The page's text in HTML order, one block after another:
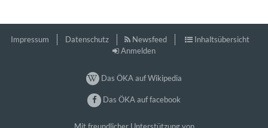
Impressum Datenschutz Newsfeed
Inhaltsübersicht
Anmelden
Das ÖKA auf Wikipedia
Das ÖKA auf facebook
Mit freundlicher Unterstützung von